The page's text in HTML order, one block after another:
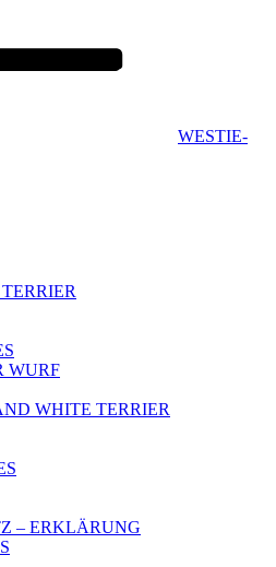
WESTIE-
WURF
WHITE TERRIER
– ERKLÄRUNG